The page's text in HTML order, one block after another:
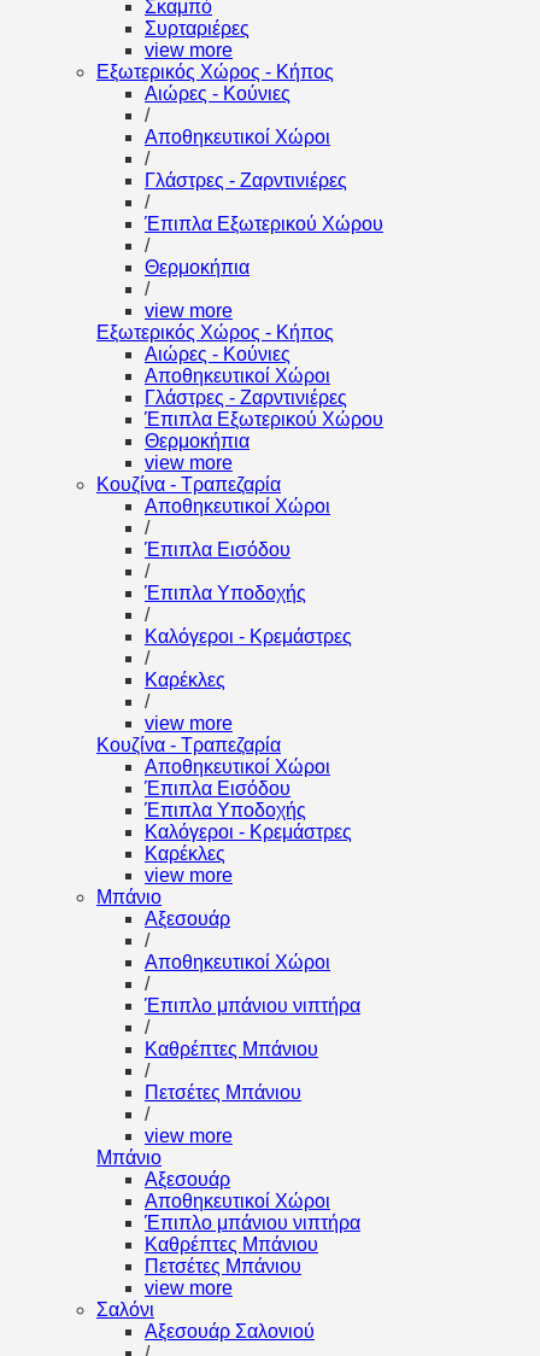
Σκαμπό
Συρταριέρες
view more
Εξωτερικός Χώρος - Κήπος
Αιώρες - Κούνιες
/
Αποθηκευτικοί Χώροι
/
Γλάστρες - Ζαρντινιέρες
/
Έπιπλα Εξωτερικού Χώρου
/
Θερμοκήπια
/
view more
Εξωτερικός Χώρος - Κήπος
Αιώρες - Κούνιες
Αποθηκευτικοί Χώροι
Γλάστρες - Ζαρντινιέρες
Έπιπλα Εξωτερικού Χώρου
Θερμοκήπια
view more
Κουζίνα - Τραπεζαρία
Αποθηκευτικοί Χώροι
/
Έπιπλα Εισόδου
/
Έπιπλα Υποδοχής
/
Καλόγεροι - Κρεμάστρες
/
Καρέκλες
/
view more
Κουζίνα - Τραπεζαρία
Αποθηκευτικοί Χώροι
Έπιπλα Εισόδου
Έπιπλα Υποδοχής
Καλόγεροι - Κρεμάστρες
Καρέκλες
view more
Μπάνιο
Αξεσουάρ
/
Αποθηκευτικοί Χώροι
/
Έπιπλο μπάνιου νιπτήρα
/
Καθρέπτες Μπάνιου
/
Πετσέτες Μπάνιου
/
view more
Μπάνιο
Αξεσουάρ
Αποθηκευτικοί Χώροι
Έπιπλο μπάνιου νιπτήρα
Καθρέπτες Μπάνιου
Πετσέτες Μπάνιου
view more
Σαλόνι
Αξεσουάρ Σαλονιού